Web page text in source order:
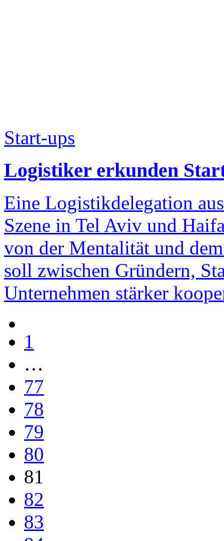
Start-ups
Logistiker erkunden
Eine Logistikdelegation
Szene in Tel Aviv und
von der Mentalität und
soll zwischen Gründern,
Unternehmen stärker
1
…
77
78
79
80
81
82
83